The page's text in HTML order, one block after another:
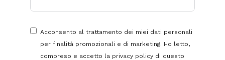
Acconsento al trattamento dei miei dati personali
per finalità promozionali e di marketing. Ho letto,
compreso e accetto la privacy policy di questo